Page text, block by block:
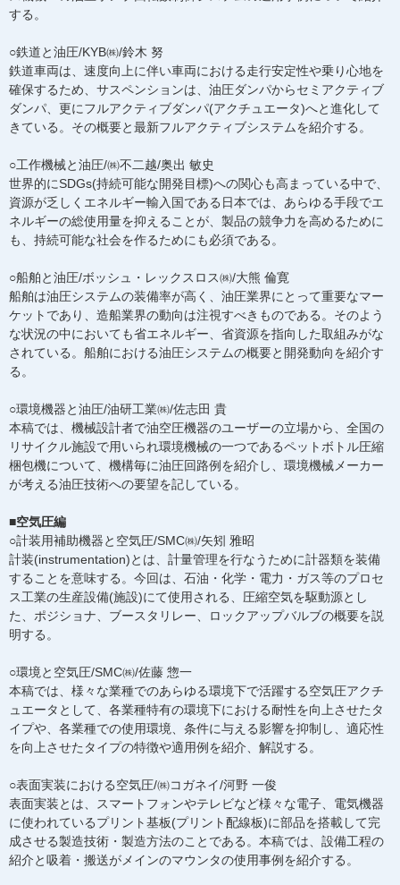
する。
○鉄道と油圧/KYB㈱/鈴木 努
鉄道車両は、速度向上に伴い車両における走行安定性や乗り心地を
確保するため、サスペンションは、油圧ダンパからセミアクティブ
ダンパ、更にフルアクティブダンパ(アクチュエータ)へと進化して
きている。その概要と最新フルアクティブシステムを紹介する。
○工作機械と油圧/㈱不二越/奥出 敏史
世界的にSDGs(持続可能な開発目標)への関心も高まっている中で、
資源が乏しくエネルギー輸入国である日本では、あらゆる手段でエ
ネルギーの総使用量を抑えることが、製品の競争力を高めるために
も、持続可能な社会を作るためにも必須である。
○船舶と油圧/ボッシュ・レックスロス㈱/大熊 倫寛
船舶は油圧システムの装備率が高く、油圧業界にとって重要なマー
ケットであり、造船業界の動向は注視すべきものである。そのよう
な状況の中においても省エネルギー、省資源を指向した取組みがな
されている。船舶における油圧システムの概要と開発動向を紹介す
る。
○環境機器と油圧/油研工業㈱/佐志田 貴
本稿では、機械設計者で油空圧機器のユーザーの立場から、全国の
リサイクル施設で用いられ環境機械の一つであるペットボトル圧縮
梱包機について、機構毎に油圧回路例を紹介し、環境機械メーカー
が考える油圧技術への要望を記している。
■空気圧編
○計装用補助機器と空気圧/SMC㈱/矢矧 雅昭
計装(instrumentation)とは、計量管理を行なうために計器類を装備
することを意味する。今回は、石油・化学・電力・ガス等のプロセ
ス工業の生産設備(施設)にて使用される、圧縮空気を駆動源とし
た、ポジショナ、ブースタリレー、ロックアップバルブの概要を説
明する。
○環境と空気圧/SMC㈱/佐藤 惣一
本稿では、様々な業種でのあらゆる環境下で活躍する空気圧アクチ
ュエータとして、各業種特有の環境下における耐性を向上させたタ
イプや、各業種での使用環境、条件に与える影響を抑制し、適応性
を向上させたタイプの特徴や適用例を紹介、解説する。
○表面実装における空気圧/㈱コガネイ/河野 一俊
表面実装とは、スマートフォンやテレビなど様々な電子、電気機器
に使われているプリント基板(プリント配線板)に部品を搭載して完
成させる製造技術・製造方法のことである。本稿では、設備工程の
紹介と吸着・搬送がメインのマウンタの使用事例を紹介する。